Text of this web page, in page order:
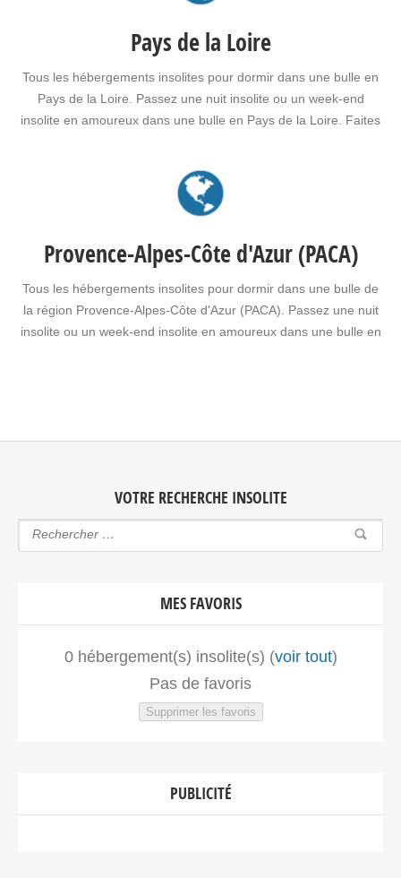
Pays de la Loire
Tous les hébergements insolites pour dormir dans une bulle en
Pays de la Loire. Passez une nuit insolite ou un week-end
insolite en amoureux dans une bulle en Pays de la Loire. Faites
Provence-Alpes-Côte d'Azur (PACA)
Tous les hébergements insolites pour dormir dans une bulle de
la région Provence-Alpes-Côte d'Azur (PACA). Passez une nuit
insolite ou un week-end insolite en amoureux dans une bulle en
VOTRE RECHERCHE INSOLITE
MES FAVORIS
0hébergement(s) insolite(s) (voir tout)
Pas de favoris
Supprimer les favoris
PUBLICITÉ